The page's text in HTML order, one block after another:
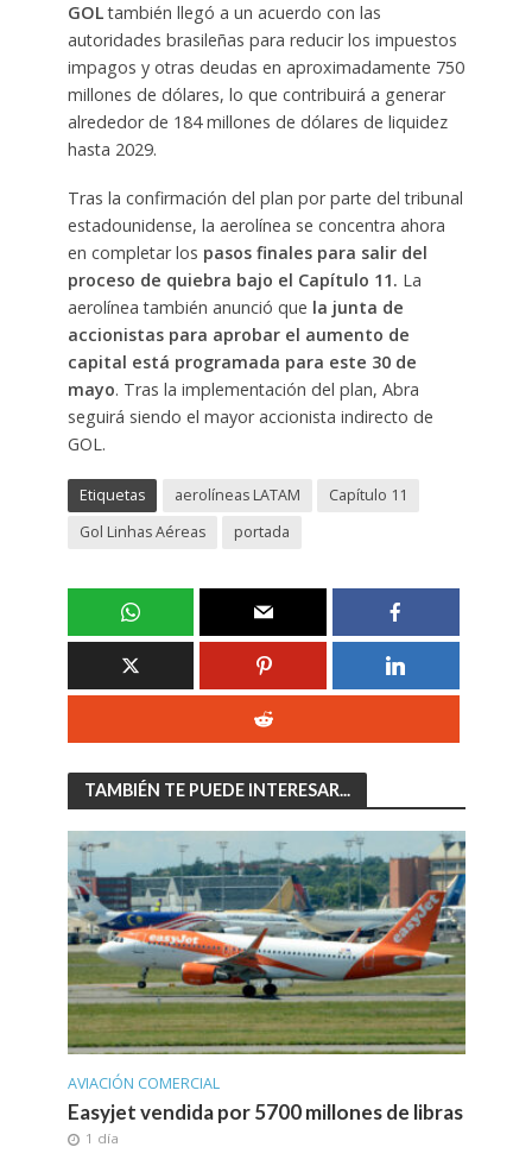
GOLtambién llegó a un acuerdo con las
autoridades brasileñas para reducir los impuestos
impagos y otras deudas en aproximadamente 750
millones de dólares, lo que contribuirá a generar
alrededor de 184 millones de dólares de liquidez
hasta 2029.
Tras la confirmación del plan por parte del tribunal
estadounidense, la aerolínea se concentra ahora
en completar los pasos finales para salir del
proceso de quiebra bajo el Capítulo 11. La
aerolínea también anunció que la junta de
accionistas para aprobar el aumento de
capital está programada para este 30 de
mayo. Tras la implementación del plan, Abra
seguirá siendo el mayor accionista indirecto de
GOL.
Etiquetas aerolíneas LATAM
Capítulo 11
Gol Linhas Aéreas
portada
TAMBIÉN TE PUEDE INTERESAR...
AVIACIÓN COMERCIAL
Easyjet vendida por 5700 millones de libras
1 día